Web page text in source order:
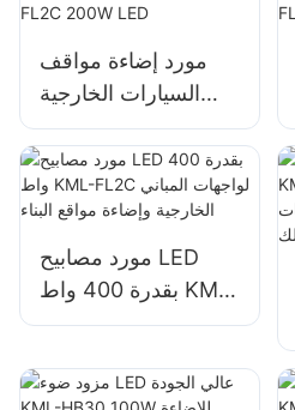
مورد إضاءة مواقف
السيارات الخارجية
والمستودعات KML-
FL2C 200W LED
مورد مصابيح LED
بقدرة 400 واط KML-
FL2C لواجهات المباني
البناء